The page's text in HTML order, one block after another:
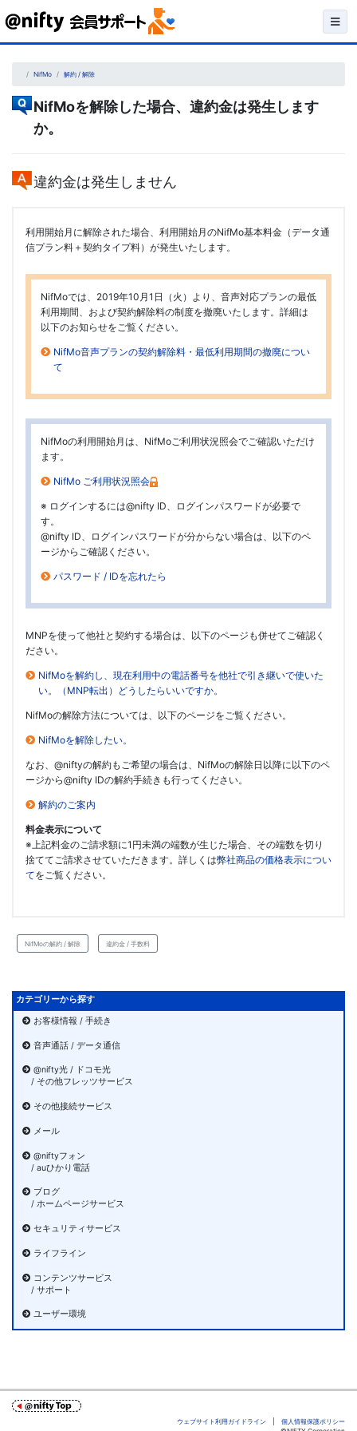
Skip
content NifMo 解約 / 解除
NifMoを解除した場合、違約金は発生します
か。
違約金は発生しません
利用開始月に解除された場合、利用開始月のNifMo基本料金（データ通
信プラン料＋契約タイプ料）が発生いたします。
NifMoでは、2019年10月1日（火）より、音声対応プランの最低
利用期間、および契約解除料の制度を撤廃いたします。詳細は
以下のお知らせをご覧ください。
NifMo音声プランの契約解除料・最低利用期間の撤廃につい
て
NifMoの利用開始月は、NifMoご利用状況照会でご確認いただけ
ます。
NifMo ご利用状況照会
※ ログインするには@nifty ID、ログインパスワードが必要で
す。
@nifty ID、ログインパスワードが分からない場合は、以下のペ
ージからご確認ください。
パスワード / IDを忘れたら
MNPを使って他社と契約する場合は、以下のページも併せてご確認く
ださい。
NifMoを解約し、現在利用中の電話番号を他社で引き継いで使いた
い。（MNP転出）どうしたらいいですか。
NifMoの解除方法については、以下のページをご覧ください。
NifMoを解除したい。
なお、@niftyの解約もご希望の場合は、NifMoの解除日以降に以下のペ
ージから@nifty IDの解約手続きも行ってください。
解約のご案内
料金表示について
※上記料金のご請求額に1円未満の端数が生じた場合、その端数を切り
捨ててご請求させていただきます。詳しくは弊社商品の価格表示につい
てをご覧ください。
NifMoの解約 / 解除 違約金 / 手数料
カテゴリーから探す
お客様情報 / 手続き
音声通話 / データ通信
@nifty光 / ドコモ光
/ その他フレッツサービス
その他接続サービス
メール
@niftyフォン
/ auひかり電話
ブログ
/ ホームページサービス
セキュリティサービス
ライフライン
コンテンツサービス
/ サポート
ユーザー環境
ウェブサイト利用ガイドライン
個人情報保護ポリシー